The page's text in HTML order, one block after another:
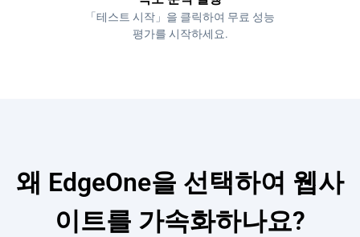
「테스트 시작」을 클릭하여 무료 성능
평가를 시작하세요.
왜 EdgeOne을 선택하여 웹사
이트를 가속화하나요?